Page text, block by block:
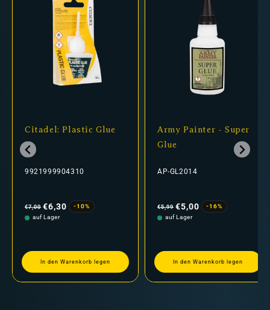
Citadel: Plastic Glue
9921999904310
Preis
€7,00 €6,30
-10%
auf Lager
In den Warenkorb legen
Army Painter - Super
Glue
AP-GL2014
Preis
€5,99 €5,00
-16%
auf Lager
In den Warenkorb legen